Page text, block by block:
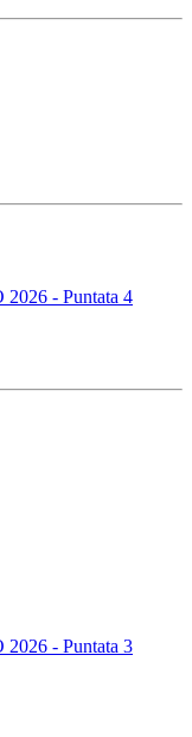
- Puntata 4
- Puntata 3